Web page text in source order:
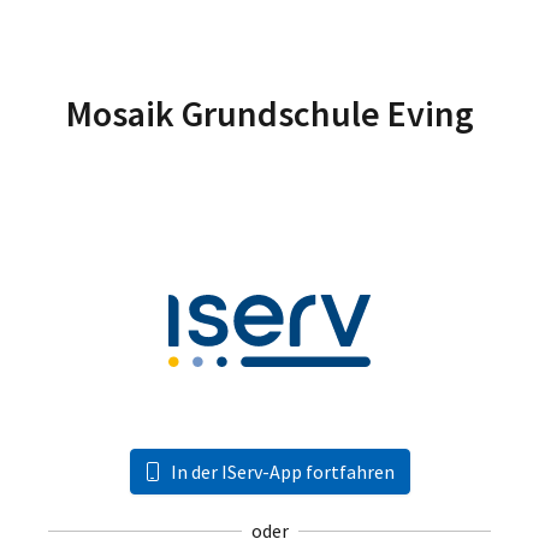
Mosaik Grundschule Eving
In der IServ-App fortfahren
oder